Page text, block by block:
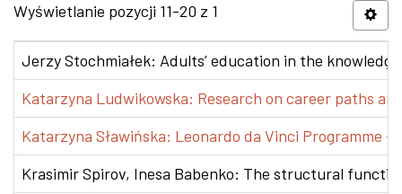
Wyświetlanie pozycji 11-20 z 1
Jerzy Stochmiałek: Adults’ education in the
Katarzyna Ludwikowska: Research on career paths
Katarzyna Sławińska: Leonardo da Vinci Programme
Krasimir Spirov, Inesa Babenko: The structural